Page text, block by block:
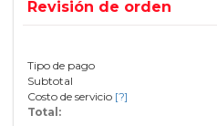
Revisión de orden
Tipo de pago
Subtotal
Costo de servicio [?]
Total: